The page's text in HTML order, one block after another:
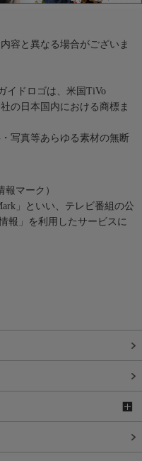
容と異なる場合がございま
イドロゴは、米国TiVo
の日本国内における商標ま
写真等あらゆる素材の無断
報マーク）
」といい、テレビ番組の公
報」を利用したサービスに